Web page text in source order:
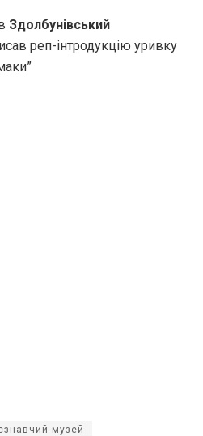
Здолбунівський
реп-інтродукцію уривку
музей